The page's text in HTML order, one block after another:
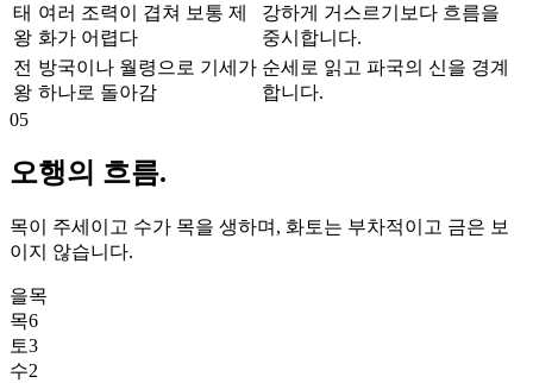
태
왕
여러 조력이 겹쳐 보통 제
화가 어렵다
강하게 거스르기보다 흐름을
중시합니다.
전
왕
방국이나 월령으로 기세가
하나로 돌아감
순세로 읽고 파국의 신을 경계
합니다.
05
오행의 흐름.
목이 주세이고 수가 목을 생하며, 화토는 부차적이고 금은 보
이지 않습니다.
을목
목6
토3
수2